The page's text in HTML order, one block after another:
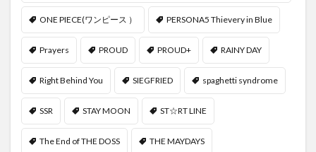
ONE PIECE(ワンピース ） PERSONA5 Thievery in Blue
Prayers PROUD PROUD+ RAINY DAY
Right Behind You SIEGFRIED spaghetti syndrome
SSR STAY MOON ST☆RT LINE
The End of THE DOSS THE MAYDAYS